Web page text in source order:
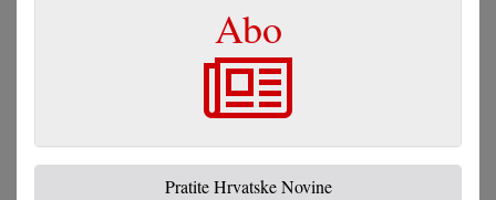
Abo
Pratite Hrvatske Novine